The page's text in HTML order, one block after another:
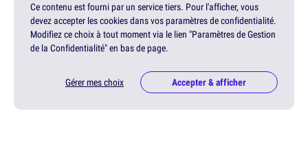
Ce contenu est fourni par un service tiers. Pour l'afficher, vous
devez accepter les cookies dans vos paramètres de confidentialité.
Modifiez ce choix à tout moment via le lien "Paramètres de Gestion
de la Confidentialité" en bas de page.
Gérer mes choix Accepter & afficher